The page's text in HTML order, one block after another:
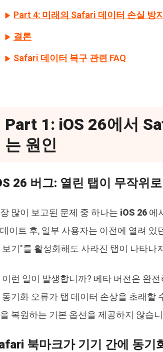
Part 4: 미래의 Safari 데이터 손실 방
결론
Safari 데이터 복구 관련 FAQ
Part 1: iOS 26에서
는 원인
26 버그: 열린 탭이 무작위
많이 보고된 문제 중 하나는 iOS 26 에
이트 후, 일부 사용자는 이전에 열려
보기"를 활성화해도 사라진 탭이 나타나
이런 일이 발생합니까? 베타 버전은 완
동기화 오류가 탭 데이터 손상을 초래할
복원하는 기본 옵션을 제공하지 않습
북마크가 기기 간에 동기